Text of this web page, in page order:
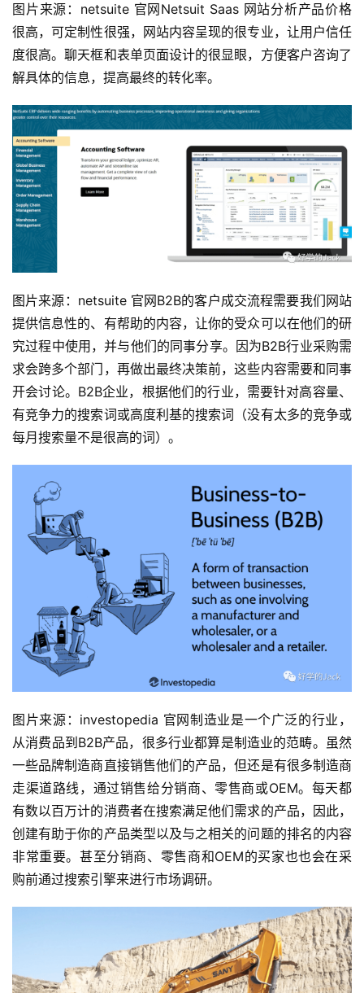
图片来源：netsuite 官网Netsuit Saas 网站分析产品价格
很高，可定制性很强，网站内容呈现的很专业，让用户信任
度很高。聊天框和表单页面设计的很显眼，方便客户咨询了
解具体的信息，提高最终的转化率。
图片来源：netsuite 官网B2B的客户成交流程需要我们网站
提供信息性的、有帮助的内容，让你的受众可以在他们的研
究过程中使用，并与他们的同事分享。因为B2B行业采购需
求会跨多个部门，再做出最终决策前，这些内容需要和同事
开会讨论。B2B企业，根据他们的行业，需要针对高容量、
有竞争力的搜索词或高度利基的搜索词（没有太多的竞争或
每月搜索量不是很高的词）。
图片来源：investopedia 官网制造业是一个广泛的行业，
从消费品到B2B产品，很多行业都算是制造业的范畴。虽然
一些品牌制造商直接销售他们的产品，但还是有很多制造商
走渠道路线，通过销售给分销商、零售商或OEM。每天都
有数以百万计的消费者在搜索满足他们需求的产品，因此，
创建有助于你的产品类型以及与之相关的问题的排名的内容
非常重要。甚至分销商、零售商和OEM的买家也也会在采
购前通过搜索引擎来进行市场调研。